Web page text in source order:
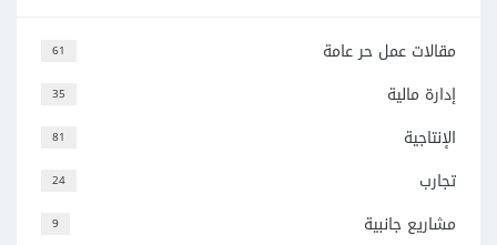
61 مقالات عمل حر عامة
35 إدارة مالية
81 الإنتاجية
24 تجارب
9 مشاريع جانبية